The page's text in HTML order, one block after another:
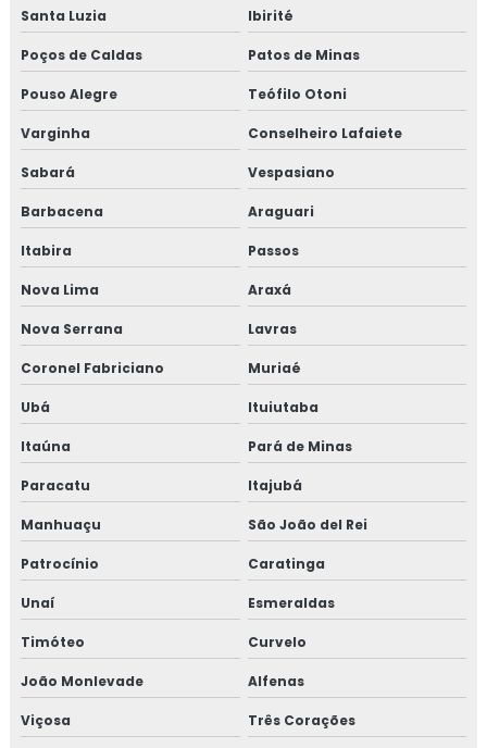
Consultoria em registro de produtos na anvisa
Consultoria em resolução de não conformidades da
auditoria
Consultoria em revisão norma FSSC 22000
Consultoria em revisão plano HACCP
Consultoria em rotulagem de alimentos
Consultoria em sensibilização programa 5s
Consultoria para setor alimentício
Consultoria para setor de alimentos
Consultoria em sistema de gestão halal
Consultoria em transporte de feed materials
Consultoria em tratamento de não conformidades
Consultoria em tratamento de não conformidades e
causas raiz
Curso de 5s para empresas
Curso auditor interno fssc 22000
Santa Luzia Ibirité
Poços de Caldas Patos de Minas
Pouso Alegre Teófilo Otoni
Varginha Conselheiro Lafaiete
Sabará Vespasiano
Barbacena Araguari
Itabira Passos
Nova Lima Araxá
Nova Serrana Lavras
Coronel Fabriciano Muriaé
Ubá Ituiutaba
Itaúna Pará de Minas
Paracatu Itajubá
Manhuaçu São João del Rei
Patrocínio Caratinga
Unaí Esmeraldas
Timóteo Curvelo
João Monlevade Alfenas
Viçosa Três Corações